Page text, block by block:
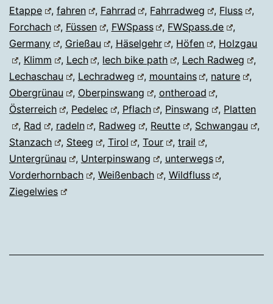
Etappe
, fahren , Fahrrad , Fahrradweg , Fluss
,
Forchach
, Füssen , FWSpass , FWSpass.de
,
Germany
, Grießau , Häselgehr , Höfen , Holzgau
, Klimm , Lech , lech bike path , Lech Radweg
,
Lechaschau
, Lechradweg , mountains , nature
,
Obergrünau
, Oberpinswang , ontheroad
,
Österreich
, Pedelec , Pflach , Pinswang , Platten
, Rad , radeln , Radweg , Reutte , Schwangau
,
Stanzach
, Steeg , Tirol ,Tour ,trail
,
Untergrünau
, Unterpinswang , unterwegs
,
Vorderhornbach
, Weißenbach , Wildfluss
,
Ziegelwies